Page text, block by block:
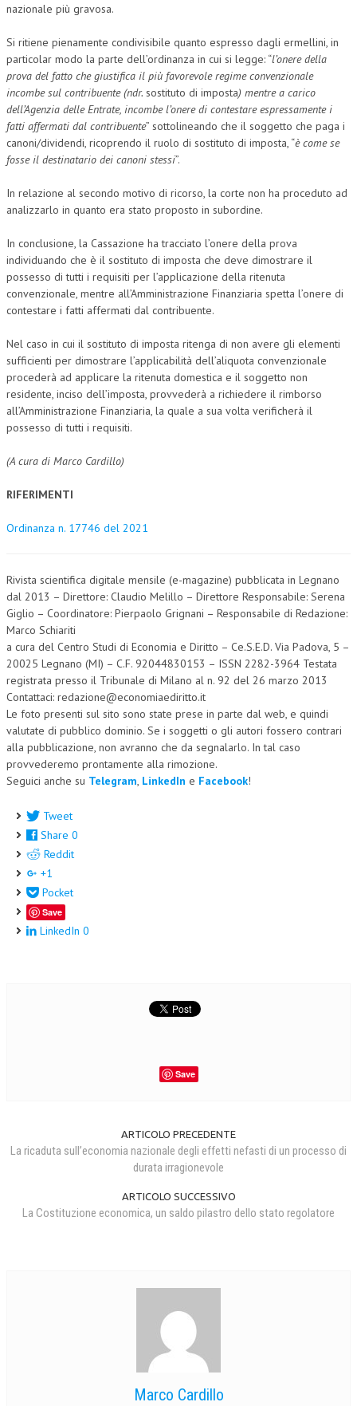
nazionale più gravosa.
Si ritiene pienamente condivisibile quanto espresso dagli ermellini, in
particolar modo la parte dell’ordinanza in cui si legge: “l’onere della
prova del fatto che giustifica il più favorevole regime convenzionale
incombe sul contribuente (ndr. sostituto di imposta) mentre a carico
dell’Agenzia delle Entrate, incombe l’onere di contestare espressamente i
fatti affermati dal contribuente” sottolineando che il soggetto che paga i
canoni/dividendi, ricoprendo il ruolo di sostituto di imposta, “è come se
fosse il destinatario dei canoni stessi”.
In relazione al secondo motivo di ricorso, la corte non ha proceduto ad
analizzarlo in quanto era stato proposto in subordine.
In conclusione, la Cassazione ha tracciato l’onere della prova
individuando che è il sostituto di imposta che deve dimostrare il
possesso di tutti i requisiti per l’applicazione della ritenuta
convenzionale, mentre all’Amministrazione Finanziaria spetta l’onere di
contestare i fatti affermati dal contribuente.
Nel caso in cui il sostituto di imposta ritenga di non avere gli elementi
sufficienti per dimostrare l’applicabilità dell’aliquota convenzionale
procederà ad applicare la ritenuta domestica e il soggetto non
residente, inciso dell’imposta, provvederà a richiedere il rimborso
all’Amministrazione Finanziaria, la quale a sua volta verificherà il
possesso di tutti i requisiti.
(A cura di Marco Cardillo)
RIFERIMENTI
Ordinanza n. 17746 del 2021
Rivista scientifica digitale mensile (e-magazine) pubblicata in Legnano
dal 2013 – Direttore: Claudio Melillo – Direttore Responsabile: Serena
Giglio – Coordinatore: Pierpaolo Grignani – Responsabile di Redazione:
Marco Schiariti
a cura del Centro Studi di Economia e Diritto – Ce.S.E.D. Via Padova, 5 –
20025 Legnano (MI) – C.F. 92044830153 – ISSN 2282-3964 Testata
registrata presso il Tribunale di Milano al n. 92 del 26 marzo 2013
Contattaci: redazione@economiaediritto.it
Le foto presenti sul sito sono state prese in parte dal web, e quindi
valutate di pubblico dominio. Se i soggetti o gli autori fossero contrari
alla pubblicazione, non avranno che da segnalarlo. In tal caso
provvederemo prontamente alla rimozione.
Seguici anche su Telegram, LinkedIn e Facebook!
Tweet
Share 0
Reddit
+1
Pocket
Save
LinkedIn 0
Save
ARTICOLO PRECEDENTE
La ricaduta sull’economia nazionale degli effetti nefasti di un processo di
durata irragionevole
ARTICOLO SUCCESSIVO
La Costituzione economica, un saldo pilastro dello stato regolatore
Marco Cardillo